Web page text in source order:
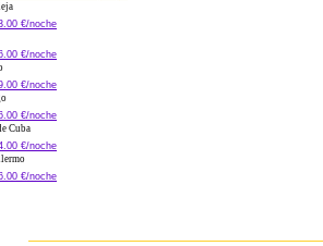
€/noche
€/noche
€/noche
€/noche
Cuba
€/noche
€/noche